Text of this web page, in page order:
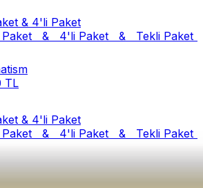
& 4'li Paket
&   4'li Paket   & Tekli Paket
TL
& 4'li Paket
&   4'li Paket   & Tekli Paket